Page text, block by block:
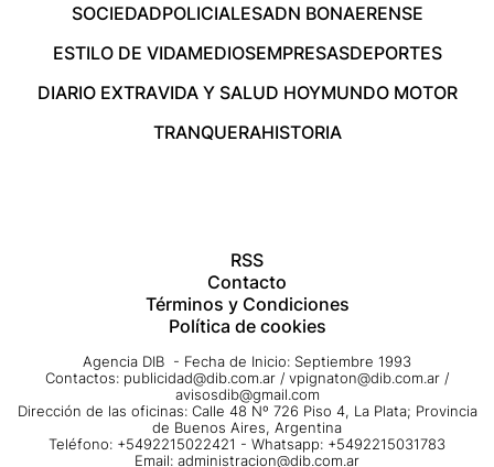
SOCIEDADPOLICIALESADN BONAERENSE
ESTILO DE VIDAMEDIOSEMPRESASDEPORTES
DIARIO EXTRAVIDA Y SALUD HOYMUNDO MOTOR
TRANQUERAHISTORIA
RSS
Contacto
Términos y Condiciones
Política de cookies
Agencia DIB - Fecha de Inicio: Septiembre 1993
Contactos: publicidad@dib.com.ar / vpignaton@dib.com.ar /
avisosdib@gmail.com
Dirección de las oficinas: Calle 48 Nº 726 Piso 4, La Plata; Provincia
de Buenos Aires, Argentina
Teléfono: +5492215022421 - Whatsapp: +5492215031783
Email: administracion@dib.com.ar